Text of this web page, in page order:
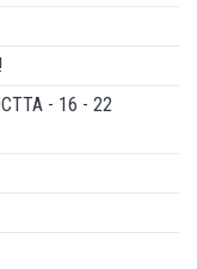
- 16 - 22